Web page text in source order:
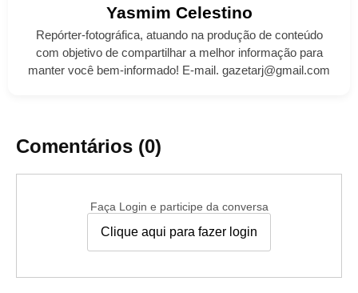
Yasmim Celestino
Repórter-fotográfica, atuando na produção de conteúdo
com objetivo de compartilhar a melhor informação para
manter você bem-informado! E-mail. gazetarj@gmail.com
Comentários (0)
Faça Login e participe da conversa
Clique aqui para fazer login